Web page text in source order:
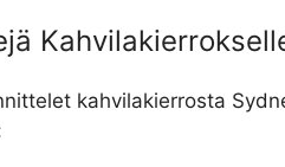
kahvilakierrosta